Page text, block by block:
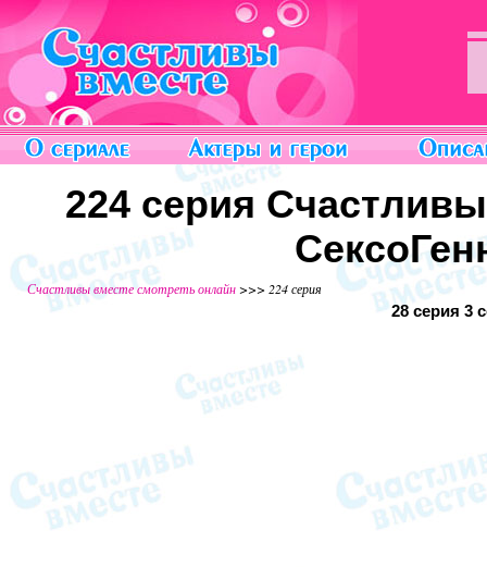
224 серия
Счастливы вместе смотреть онлайн>>> 224 серия
28 серия 3